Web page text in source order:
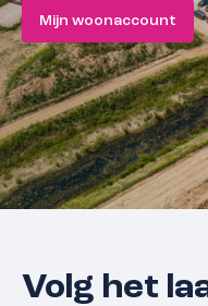
Mijn woonaccount
Volg het